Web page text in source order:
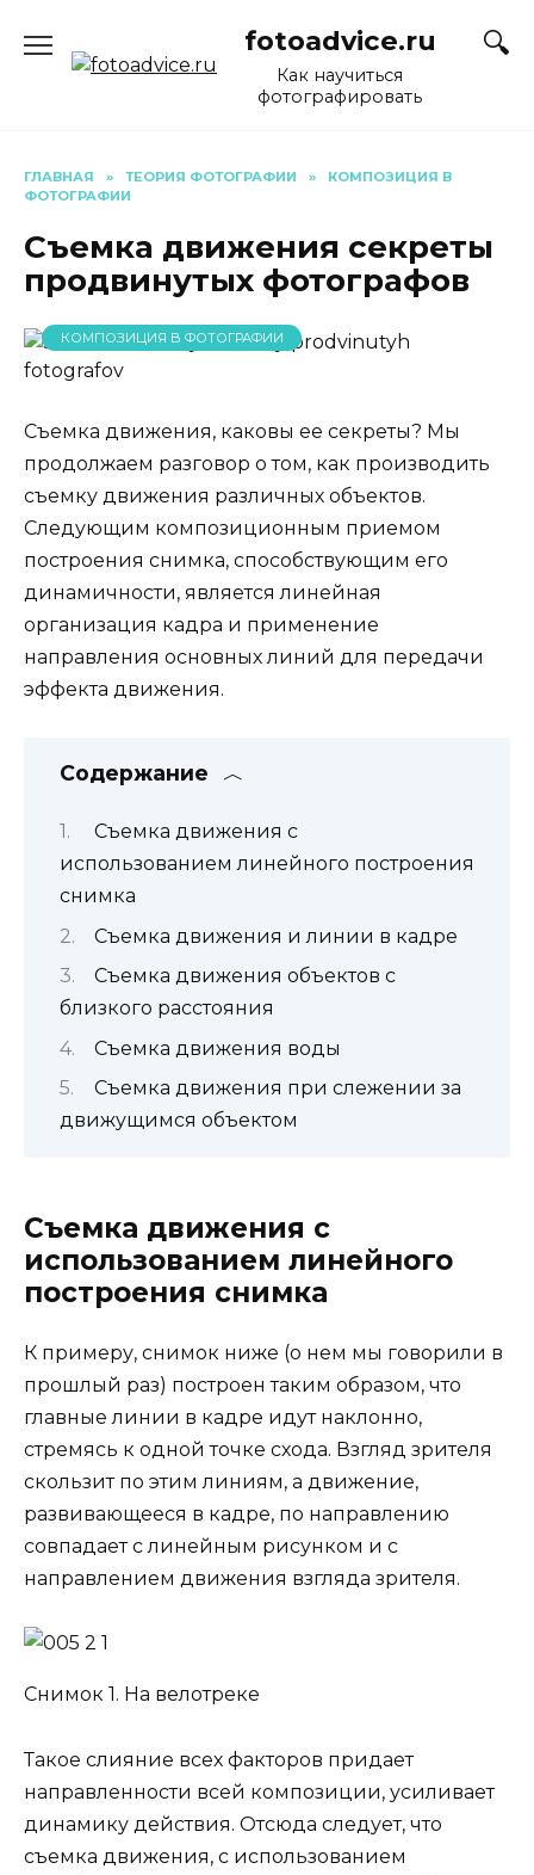
содержанию
fotoadvice.ru
Как научиться
фотографировать
ГЛАВНАЯ » ТЕОРИЯ ФОТОГРАФИИ »
КОМПОЗИЦИЯ В
ФОТОГРАФИИ
Съемка движения секреты
продвинутых фотографов
КОМПОЗИЦИЯ В ФОТОГРАФИИ
Съемка движения, каковы ее секреты? Мы
продолжаем разговор о том, как производить
съемку движения различных объектов.
Следующим композиционным приемом
построения снимка, способствующим его
динамичности, является линейная
организация кадра и применение
направления основных линий для передачи
эффекта движения.
Содержание
Съемка движения с
использованием линейного построения
снимка
Съемка движения и линии в кадре
Съемка движения объектов с
близкого расстояния
Съемка движения воды
Съемка движения при слежении за
движущимся объектом
Съемка движения с
использованием линейного
построения снимка
К примеру, снимок ниже (о нем мы говорили в
прошлый раз) построен таким образом, что
главные линии в кадре идут наклонно,
стремясь к одной точке схода. Взгляд зрителя
скользит по этим линиям, а движение,
развивающееся в кадре, по направлению
совпадает с линейным рисунком и с
направлением движения взгляда зрителя.
Снимок 1. На велотреке
Такое слияние всех факторов придает
направленности всей композиции, усиливает
динамику действия. Отсюда следует, что
съемка движения, с использованием